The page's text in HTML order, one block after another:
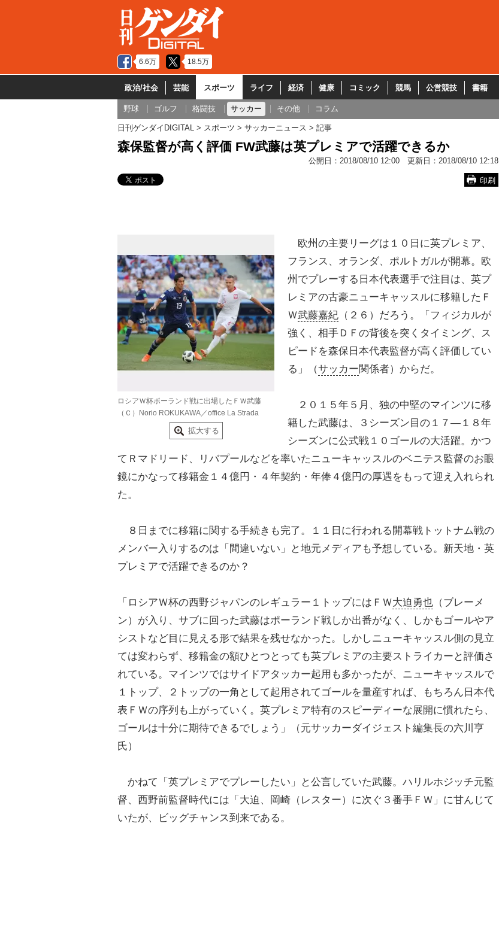
6.6万 18.5万
政治/社会 芸能 スポーツ ライフ 経済 健康 コミック 競馬 公営競技 書籍
野球 ゴルフ 格闘技 サッカー その他 コラム
日刊ゲンダイDIGITAL スポーツ サッカーニュース 記事
森保監督が高く評価 FW武藤は英プレミアで活躍できるか
公開日： 2018/08/10 12:00 更新日： 2018/08/10 12:18
印刷
ロシアＷ杯ポーランド戦に出場したＦＷ武藤
（Ｃ）Norio ROKUKAWA／office La Strada
拡大する
欧州の主要リーグは１０日に英プレミア、
フランス、オランダ、ポルトガルが開幕。欧
州でプレーする日本代表選手で注目は、英プ
レミアの古豪ニューキャッスルに移籍したＦ
Ｗ武藤嘉紀 （２６）だろう。「フィジカルが
強く、相手ＤＦの背後を突くタイミング、ス
ピードを森保日本代表監督が高く評価してい
る」（サッカー関係者）からだ。
２０１５年５月、独の中堅のマインツに移
籍した武藤は、３シーズン目の１７―１８年
シーズンに公式戦１０ゴールの大活躍。かつ
てＲマドリード、リバプールなどを率いたニューキャッスルのベニテス監督のお眼
鏡にかなって移籍金１４億円・４年契約・年俸４億円の厚遇をもって迎え入れられ
た。
８日までに移籍に関する手続きも完了。１１日に行われる開幕戦トットナム戦の
メンバー入りするのは「間違いない」と地元メディアも予想している。新天地・英
プレミアで活躍できるのか？
「ロシアＷ杯の西野ジャパンのレギュラー１トップにはＦＷ大迫勇也 （ブレーメ
ン）が入り、サブに回った武藤はポーランド戦しか出番がなく、しかもゴールやア
シストなど目に見える形で結果を残せなかった。しかしニューキャッスル側の見立
ては変わらず、移籍金の額ひとつとっても英プレミアの主要ストライカーと評価さ
れている。マインツではサイドアタッカー起用も多かったが、ニューキャッスルで
１トップ、２トップの一角として起用されてゴールを量産すれば、もちろん日本代
表ＦＷの序列も上がっていく。英プレミア特有のスピーディーな展開に慣れたら、
ゴールは十分に期待できるでしょう」（元サッカーダイジェスト編集長の六川亨
氏）
かねて「英プレミアでプレーしたい」と公言していた武藤。ハリルホジッチ元監
督、西野前監督時代には「大迫、岡崎（レスター）に次ぐ３番手ＦＷ」に甘んじて
いたが、ビッグチャンス到来である。